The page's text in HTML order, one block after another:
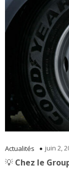
Actualités juin 2,
💡 Chez le